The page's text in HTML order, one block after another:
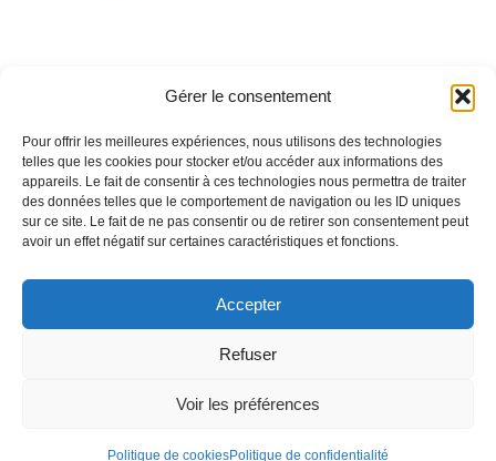
Gérer le consentement
Pour offrir les meilleures expériences, nous utilisons des technologies
telles que les cookies pour stocker et/ou accéder aux informations des
appareils. Le fait de consentir à ces technologies nous permettra de traiter
des données telles que le comportement de navigation ou les ID uniques
sur ce site. Le fait de ne pas consentir ou de retirer son consentement peut
avoir un effet négatif sur certaines caractéristiques et fonctions.
Accepter
Refuser
Voir les préférences
Politique de cookiesPolitique de confidentialité
Besoin d'aide pour créer ou gérer votre entreprise ?
Un expert vous répond.
Nous contacter →
GeneratePress